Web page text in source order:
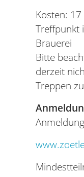
Kosten:
Treffpunkt
Brauerei
Bitte
derzeit
Treppen